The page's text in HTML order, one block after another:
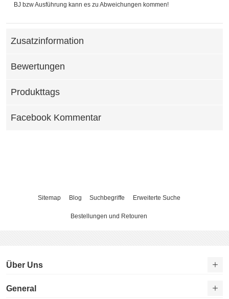
BJ bzw Ausführung kann es zu Abweichungen kommen!
Zusatzinformation
Bewertungen
Produkttags
Facebook Kommentar
Sitemap Blog Suchbegriffe Erweiterte Suche
Bestellungen und Retouren
Über Uns
General